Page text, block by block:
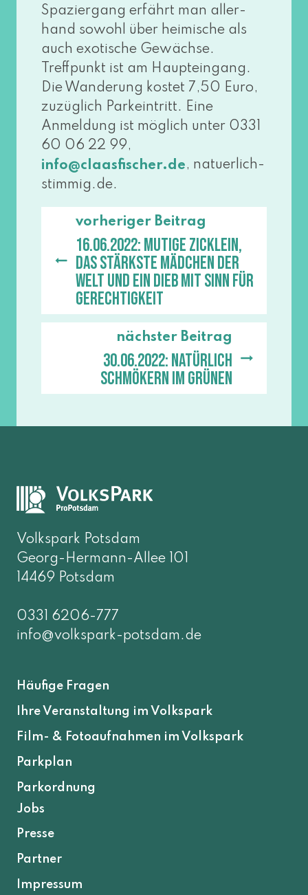
Spaziergang erfährt man aller­
hand sowohl über hei­mi­sche als
auch exo­ti­sche Gewächse.
Treffpunkt ist am Haupteingang.
Die Wanderung kos­tet 7,50 Euro,
zuzüg­lich Parkeintritt. Eine
Anmeldung ist mög­lich unter 0331
60 06 22 99,
info@​claasfischer.​de, natuer​lich​-
stim​mig​.de.
vorheriger Beitrag
16.06.2022: Mutige Zicklein,
das stärkste Mädchen der
Welt und ein Dieb mit Sinn für
Gerechtigkeit
nächster Beitrag
30.06.2022: Natürlich
Schmökern im Grünen
Volkspark Potsdam
Georg-Hermann-Allee 101
14469 Potsdam
0331 6206-777
info@volkspark-potsdam.de
Häufige Fragen
Ihre Veranstaltung im Volkspark
Film- & Fotoaufnahmen im Volkspark
Parkplan
Parkordnung
Jobs
Presse
Partner
Impressum